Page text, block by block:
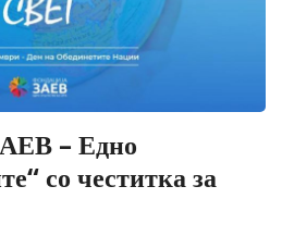
– Едно
со честитка за